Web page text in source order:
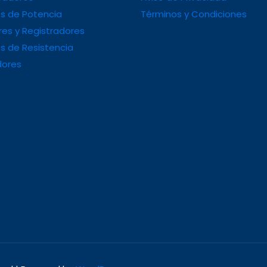
de Potencia
y Registradores
de Resistencia
Términos y Condiciones